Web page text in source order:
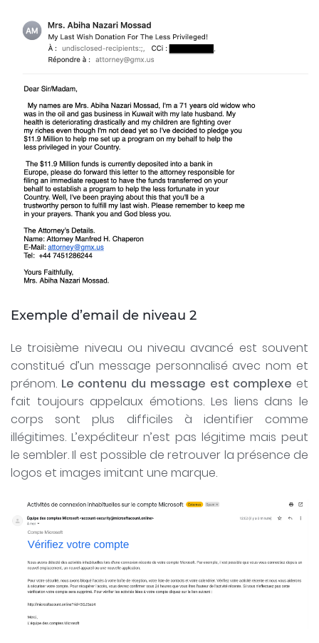
Exemple d’email de niveau 2
Le troisième niveau ou niveau avancé est souvent
constitué d’un message personnalisé avec nom et
prénom. Le contenu du message est complexe et
fait toujours appelaux émotions. Les liens dans le
corps sont plus difficiles à identifier comme
illégitimes. L’expéditeur n’est pas légitime mais peut
le sembler. Il est possible de retrouver la présence de
logos et images imitant une marque.